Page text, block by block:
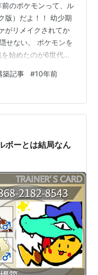
のポケモンって、ル
版）だよ！！ 幼少期
がリメイクされてか
せない。 ポケモンを
始めたのが6世代
であり、最も力を
入れがある。 本日
当時使用していたパ
思う。 前提 ルールは
早さはターンの開始
築記事 #10年前
ボーとは結局なん